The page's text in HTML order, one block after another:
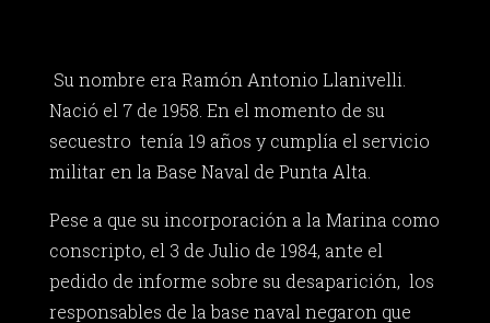
Su nombre era Ramón Antonio Llanivelli.
Nació el 7 de 1958. En el momento de su
secuestro tenía 19 años y cumplía el servicio
militar en la Base Naval de Punta Alta.
Pese a que su incorporación a la Marina como
conscripto, el 3 de Julio de 1984, ante el
pedido de informe sobre su desaparición, los
responsables de la base naval negaron que